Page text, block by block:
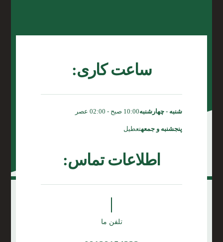
ساعت کاری:
شنبه - چهارشنبه10:00 صبح - 02:00 عصر
پنجشنبه و جمعهتعطیل
اطلاعات تماس:
تلفن ما